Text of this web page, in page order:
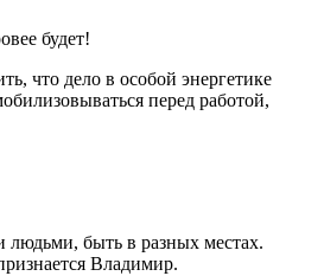
будет!
что дело в особой энергетике
перед работой,
быть в разных местах.
Владимир.